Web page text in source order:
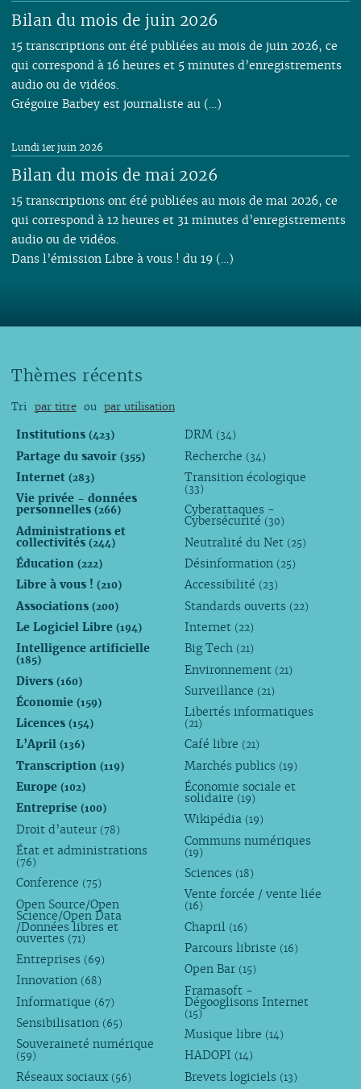
Bilan du mois de juin 2026
15 transcriptions ont été publiées au mois de juin 2026, ce
qui correspond à 16 heures et 5 minutes d’enregistrements
audio ou de vidéos.
Grégoire Barbey est journaliste au (…)
Bilan du mois de mai 2026
Lundi 1er juin 2026
15 transcriptions ont été publiées au mois de mai 2026, ce
qui correspond à 12 heures et 31 minutes d’enregistrements
audio ou de vidéos.
Dans l’émission Libre à vous ! du 19 (…)
Thèmes récents
Tri par titre ou par utilisation
Institutions (423)
Partage du savoir (355)
Internet (283)
Vie privée - données
personnelles (266)
Administrations et
collectivités (244)
Éducation (222)
Libre à vous ! (210)
Associations (200)
Le Logiciel Libre (194)
Intelligence artificielle
(185)
Divers (160)
Économie (159)
Licences (154)
L’April (136)
Transcription (119)
Europe (102)
Entreprise (100)
Droit d’auteur (78)
État et administrations
(76)
Conference (75)
Open Source/Open
Science/Open Data
/Données libres et
ouvertes (71)
Entreprises (69)
Innovation (68)
Informatique (67)
Sensibilisation (65)
Souveraineté numérique
(59)
Réseaux sociaux (56)
DRM (34)
Recherche (34)
Transition écologique
(33)
Cyberattaques -
Cybersécurité (30)
Neutralité du Net (25)
Désinformation (25)
Accessibilité (23)
Standards ouverts (22)
Internet (22)
Big Tech (21)
Environnement (21)
Surveillance (21)
Libertés informatiques
(21)
Café libre (21)
Marchés publics (19)
Économie sociale et
solidaire (19)
Wikipédia (19)
Communs numériques
(19)
Sciences (18)
Vente forcée / vente liée
(16)
Chapril (16)
Parcours libriste (16)
Open Bar (15)
Framasoft -
Dégooglisons Internet
(15)
Musique libre (14)
HADOPI (14)
Brevets logiciels (13)